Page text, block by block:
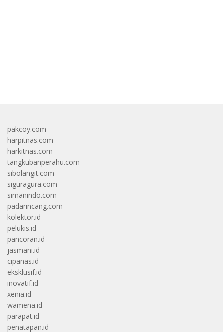
pakcoy.com
harpitnas.com
harkitnas.com
tangkubanperahu.com
sibolangit.com
siguragura.com
simanindo.com
padarincang.com
kolektor.id
pelukis.id
pancoran.id
jasmani.id
cipanas.id
eksklusif.id
inovatif.id
xenia.id
wamena.id
parapat.id
penatapan.id